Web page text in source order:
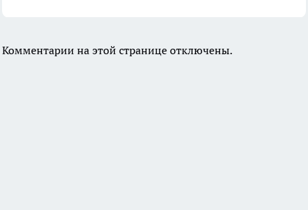
Комментарии на этой странице отключены.